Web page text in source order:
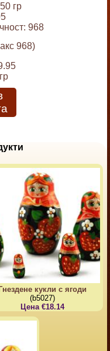
гр
968
968)
Гнездене кукли с ягоди
(b5027)
Цена €18.14